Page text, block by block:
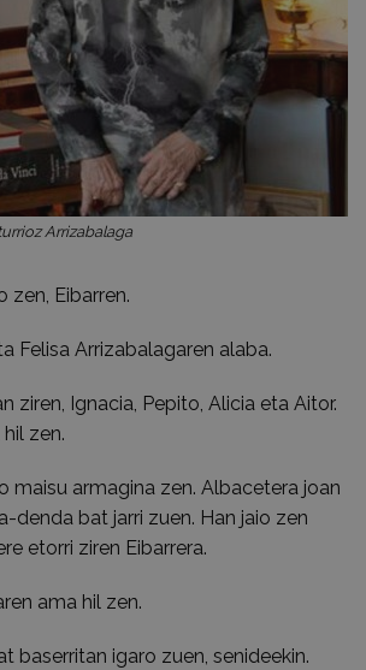
Arrizabalaga
zen, Eibarren.
Felisa Arrizabalagaren alaba.
ziren, Ignacia, Pepito, Alicia eta Aitor.
zen.
maisu armagina zen. Albacetera joan
denda bat jarri zuen. Han jaio zen
etorri ziren Eibarrera.
ama hil zen.
baserritan igaro zuen, senideekin.